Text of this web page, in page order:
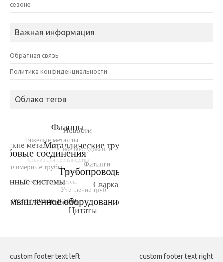
сезоне
Важная информация
Обратная связь
Политика конфиденциальности
Облако тегов
custom footer text left custom footer text right